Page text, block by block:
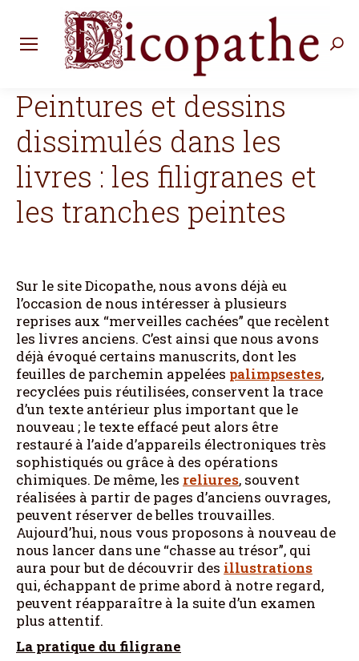
Peintures et dessins
dissimulés dans les
livres : les filigranes et
les tranches peintes
Sur le site Dicopathe, nous avons déjà eu
l’occasion de nous intéresser à plusieurs
reprises aux “merveilles cachées” que recèlent
les livres anciens. C’est ainsi que nous avons
déjà évoqué certains manuscrits, dont les
feuilles de parchemin appelées palimpsestes,
recyclées puis réutilisées, conservent la trace
d’un texte antérieur plus important que le
nouveau ; le texte effacé peut alors être
restauré à l’aide d’appareils électroniques très
sophistiqués ou grâce à des opérations
chimiques. De même, les reliures, souvent
réalisées à partir de pages d’anciens ouvrages,
peuvent réserver de belles trouvailles.
Aujourd’hui, nous vous proposons à nouveau de
nous lancer dans une “chasse au trésor”, qui
aura pour but de découvrir des illustrations
qui, échappant de prime abord à notre regard,
peuvent réapparaître à la suite d’un examen
plus attentif.
La pratique du filigrane